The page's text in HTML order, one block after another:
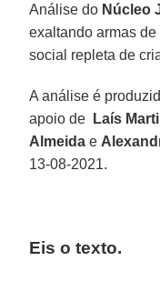
Análise do Núcleo
exaltando armas
social repleta de
A análise é
apoio de
Laís
Almeida e
13-08-2021.
Eis o texto.